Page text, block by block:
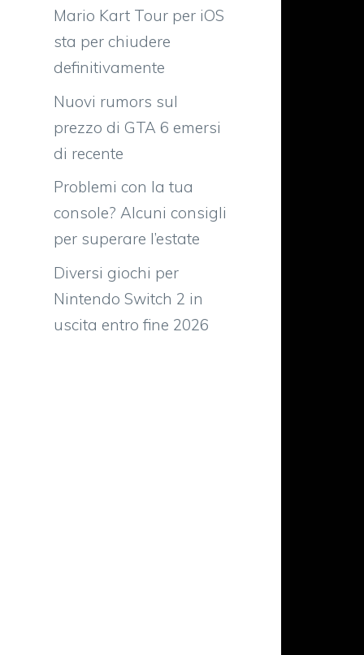
Mario Kart Tour per iOS
sta per chiudere
definitivamente
Nuovi rumors sul
prezzo di GTA 6 emersi
di recente
Problemi con la tua
console? Alcuni consigli
per superare l’estate
Diversi giochi per
Nintendo Switch 2 in
uscita entro fine 2026